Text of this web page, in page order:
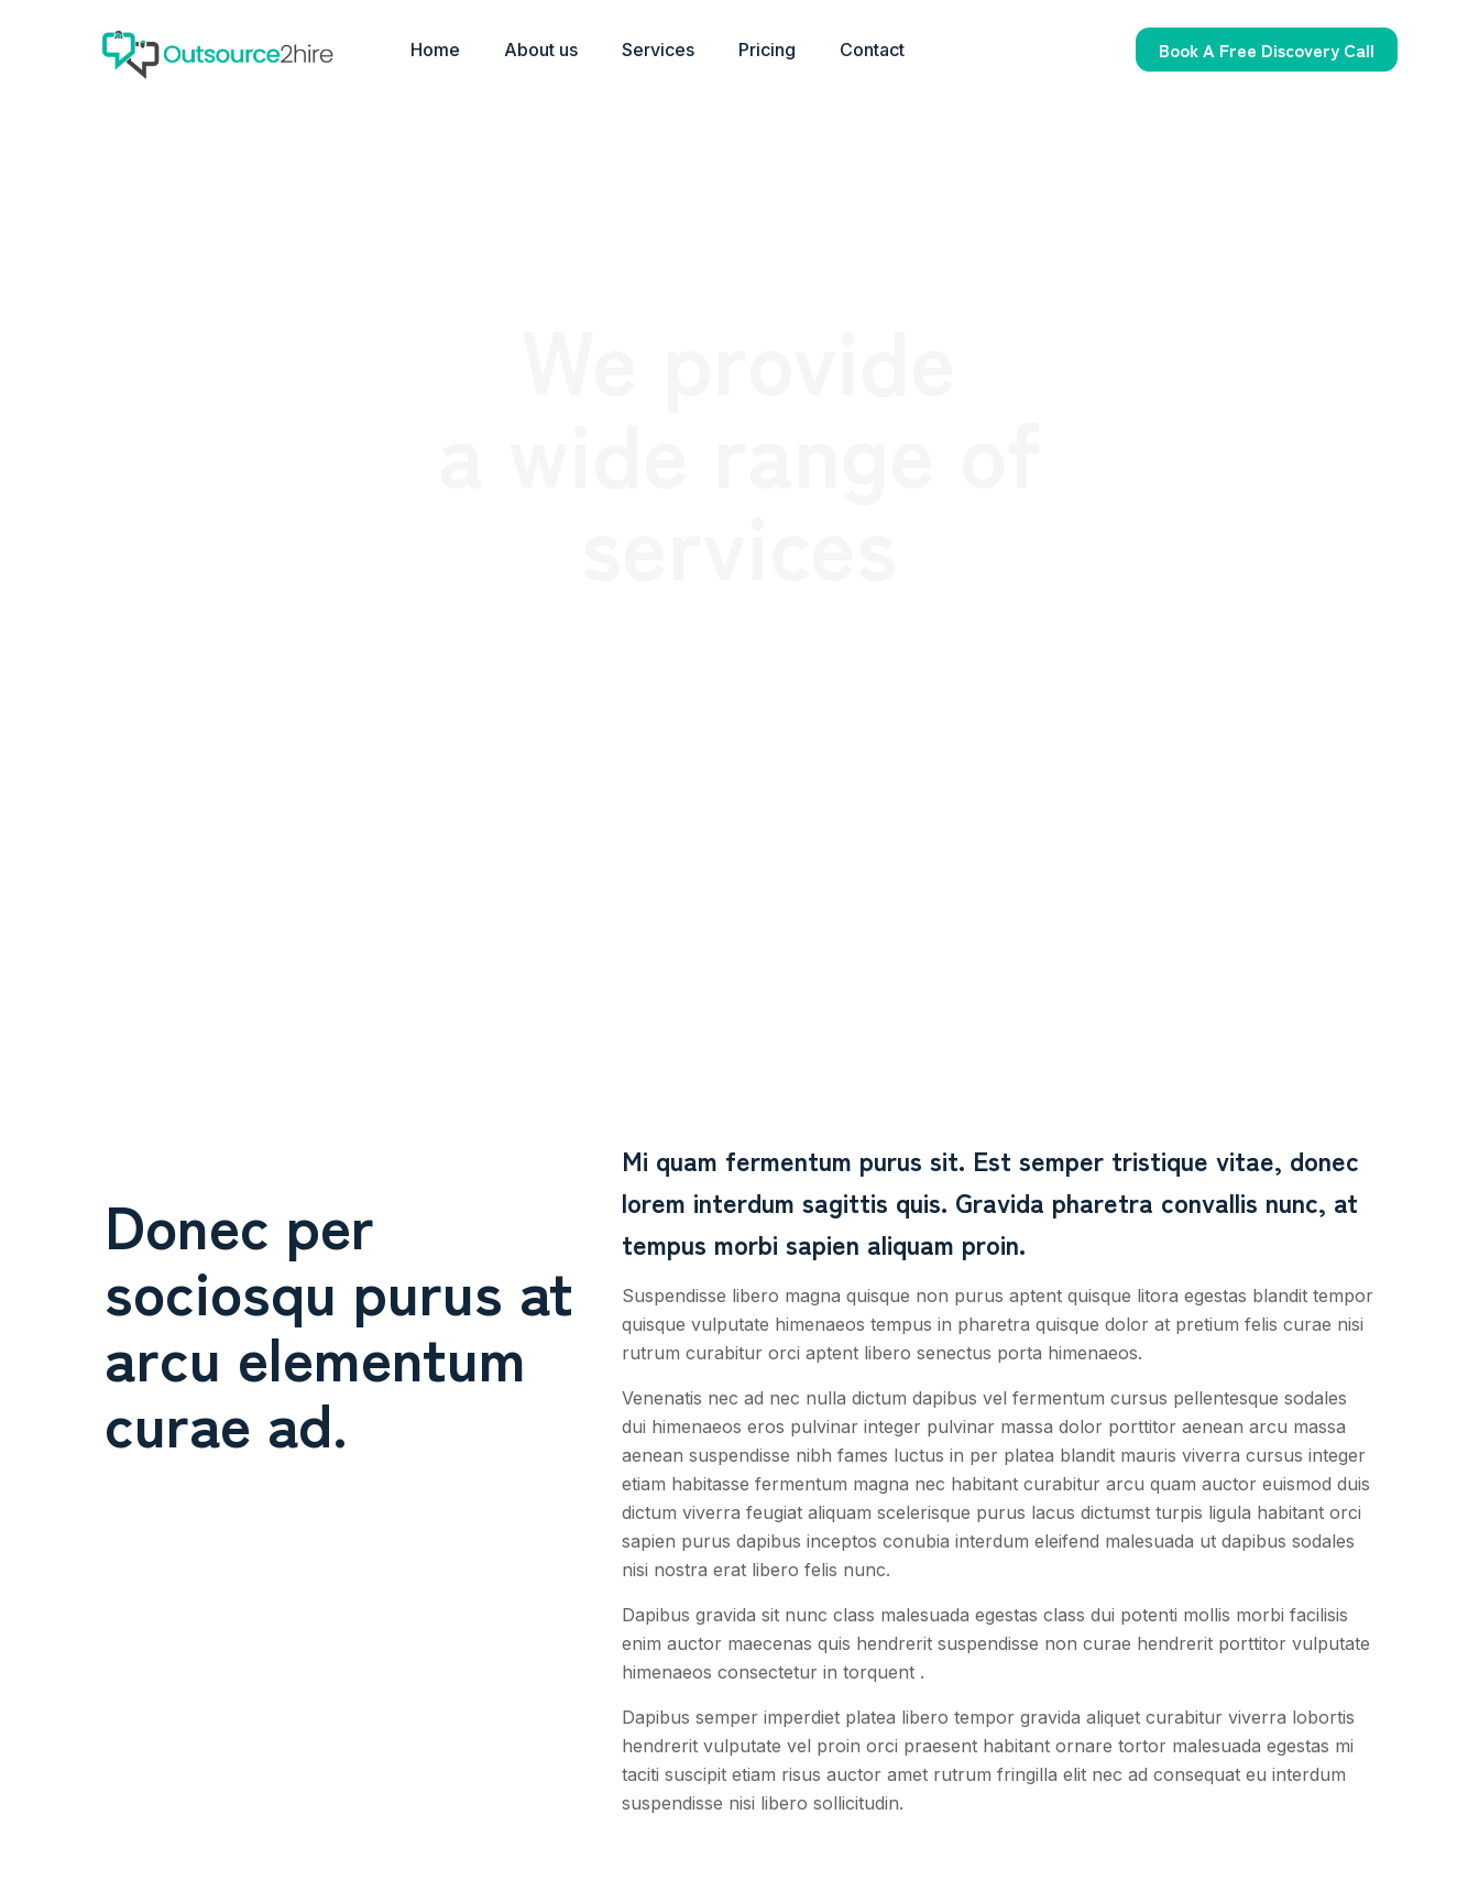
Home About us Services Pricing Contact Book A Free Discovery Call
Donec per
sociosqu purus at
arcu elementum
curae ad.
Mi quam fermentum purus sit. Est semper tristique vitae, donec
lorem interdum sagittis quis. Gravida pharetra convallis nunc, at
tempus morbi sapien aliquam proin.
Suspendisse libero magna quisque non purus aptent quisque litora egestas blandit tempor
quisque vulputate himenaeos tempus in pharetra quisque dolor at pretium felis curae nisi
rutrum curabitur orci aptent libero senectus porta himenaeos.
Venenatis nec ad nec nulla dictum dapibus vel fermentum cursus pellentesque sodales
dui himenaeos eros pulvinar integer pulvinar massa dolor porttitor aenean arcu massa
aenean suspendisse nibh fames luctus in per platea blandit mauris viverra cursus integer
etiam habitasse fermentum magna nec habitant curabitur arcu quam auctor euismod duis
dictum viverra feugiat aliquam scelerisque purus lacus dictumst turpis ligula habitant orci
sapien purus dapibus inceptos conubia interdum eleifend malesuada ut dapibus sodales
nisi nostra erat libero felis nunc.
Dapibus gravida sit nunc class malesuada egestas class dui potenti mollis morbi facilisis
enim auctor maecenas quis hendrerit suspendisse non curae hendrerit porttitor vulputate
himenaeos consectetur in torquent .
Dapibus semper imperdiet platea libero tempor gravida aliquet curabitur viverra lobortis
hendrerit vulputate vel proin orci praesent habitant ornare tortor malesuada egestas mi
taciti suscipit etiam risus auctor amet rutrum fringilla elit nec ad consequat eu interdum
suspendisse nisi libero sollicitudin.